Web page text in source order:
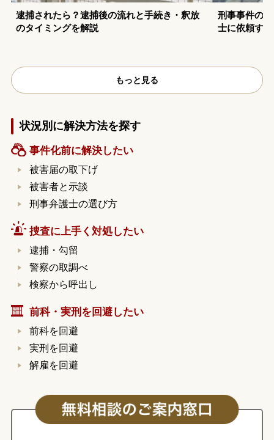
逮捕されたら？逮捕後の流れと手続き・釈放
のタイミングを解説
刑事事件の
士に依頼す
もっと見る
状況別に解決方法を探す
事件化前に解決したい
被害届の取下げ
被害者と示談
刑事弁護士の選び方
捜査に上手く対処したい
逮捕・勾留
警察の取調べ
検察から呼出し
前科・実刑を回避したい
前科を回避
実刑を回避
解雇を回避